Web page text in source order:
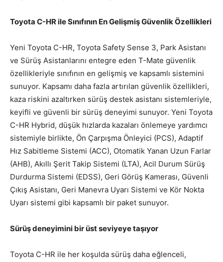
Toyota C-HR ile Sınıfının En Gelişmiş Güvenlik Özellikleri
Yeni Toyota C-HR, Toyota Safety Sense 3, Park Asistanı
ve Sürüş Asistanlarını entegre eden T-Mate güvenlik
özellikleriyle sınıfının en gelişmiş ve kapsamlı sistemini
sunuyor. Kapsamı daha fazla artırılan güvenlik özellikleri,
kaza riskini azaltırken sürüş destek asistanı sistemleriyle,
keyifli ve güvenli bir sürüş deneyimi sunuyor. Yeni Toyota
C-HR Hybrid, düşük hızlarda kazaları önlemeye yardımcı
sistemiyle birlikte, Ön Çarpışma Önleyici (PCS), Adaptif
Hız Sabitleme Sistemi (ACC), Otomatik Yanan Uzun Farlar
(AHB), Akıllı Şerit Takip Sistemi (LTA), Acil Durum Sürüş
Durdurma Sistemi (EDSS), Geri Görüş Kamerası, Güvenli
Çıkış Asistanı, Geri Manevra Uyarı Sistemi ve Kör Nokta
Uyarı sistemi gibi kapsamlı bir paket sunuyor.
Sürüş deneyimini bir üst seviyeye taşıyor
Toyota C-HR ile her koşulda sürüş daha eğlenceli,